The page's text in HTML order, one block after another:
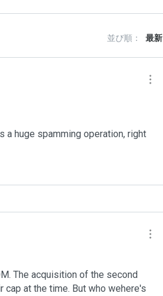
並び順： 最新
huge spamming operation, right
The acquisition of the second
at the time. But who wehere's